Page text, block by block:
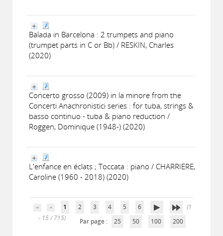
Balada in Barcelona : 2 trumpets and piano
(trumpet parts in C or Bb) / RESKIN, Charles
(2020)
Concerto grosso (2009) in la minore from the
Concerti Anachronistici series : for tuba, strings &
basso continuo - tuba & piano reduction /
Roggen, Dominique (1948-) (2020)
L'enfance en éclats ; Toccata : piano / CHARRIERE,
Caroline (1960 - 2018) (2020)
1 2 3 4 5 6
(1
- 15 / 715)
Par page : 25 50 100 200